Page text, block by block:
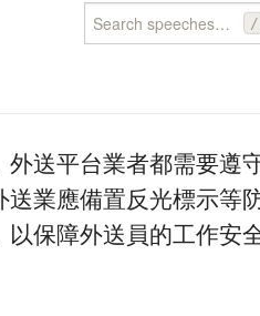
/
送平台業者都需要遵
業應備置反光標示等
保障外送員的工作安全